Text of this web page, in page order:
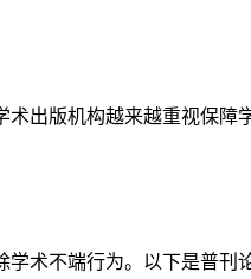
出版机构越来越重视保
术不端行为。以下是普刊